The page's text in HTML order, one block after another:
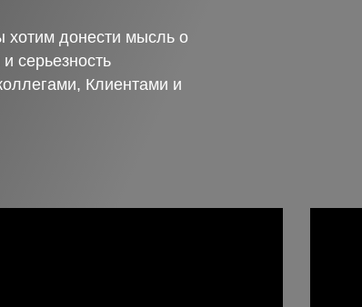
хотим донести мысль о
серьезность
Клиентами и